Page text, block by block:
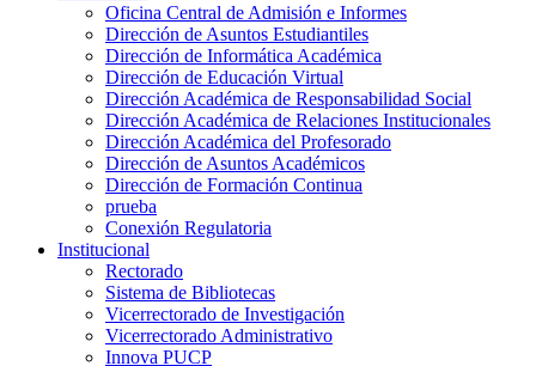
Oficina Central de Admisión e Informes
Dirección de Asuntos Estudiantiles
Dirección de Informática Académica
Dirección de Educación Virtual
Dirección Académica de Responsabilidad Social
Dirección Académica de Relaciones Institucionales
Dirección Académica del Profesorado
Dirección de Asuntos Académicos
Dirección de Formación Continua
prueba
Conexión Regulatoria
Institucional
Rectorado
Sistema de Bibliotecas
Vicerrectorado de Investigación
Vicerrectorado Administrativo
Innova PUCP